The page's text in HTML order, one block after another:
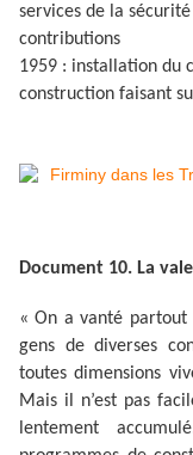
services de la
contributions
1959 : installation du
construction faisant
Document 10. La
« On a vanté partout
gens de diverses
toutes dimensions
Mais il n’est pas
lentement